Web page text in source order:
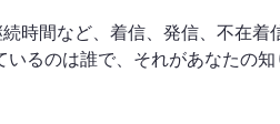
時間など、着信、発信、不在着
るのは誰で、それがあなたの